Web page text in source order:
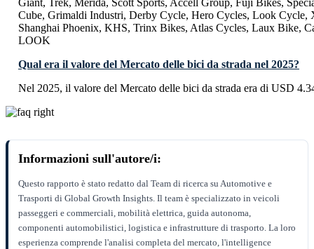
Giant, Trek, Merida, Scott Sports, Accell Group, Fuji Bikes,
Cube, Grimaldi Industri, Derby Cycle, Hero Cycles, Look Cycle,
Shanghai Phoenix, KHS, Trinx Bikes, Atlas Cycles, Laux Bike,
LOOK
Qual era il valore del Mercato delle bici da strada nel 2025?
Nel 2025, il valore del Mercato delle bici da strada era di USD
Informazioni sull'autore/i:
Questo rapporto è stato redatto dal Team di ricerca su Automotive e
Trasporti di Global Growth Insights. Il team è specializzato in veicoli
passeggeri e commerciali, mobilità elettrica, guida autonoma,
componenti automobilistici, logistica e infrastrutture di trasporto. La loro
esperienza comprende l'analisi completa del mercato, l'intelligence